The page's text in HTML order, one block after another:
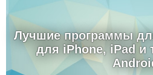
Лучшие программы
для iPhone, iPad и